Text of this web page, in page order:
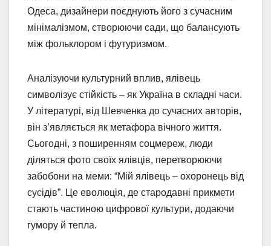
Одеса, дизайнери поєднують його з сучасним
мінімалізмом, створюючи сади, що балансують
між фольклором і футуризмом.
Аналізуючи культурний вплив, ялівець
символізує стійкість – як Україна в складні часи.
У літературі, від Шевченка до сучасних авторів,
він з’являється як метафора вічного життя.
Сьогодні, з поширенням соцмереж, люди
діляться фото своїх ялівців, перетворюючи
забобони на меми: “Мій ялівець – охоронець від
сусідів”. Це еволюція, де стародавні прикмети
стають частиною цифрової культури, додаючи
гумору й тепла.